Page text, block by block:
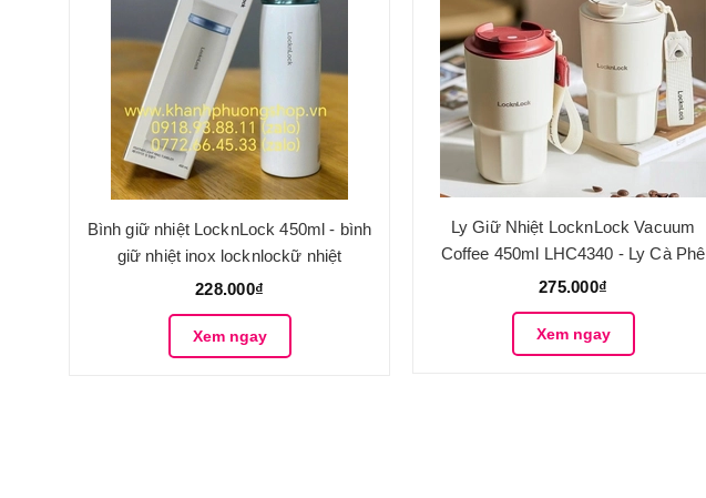
Bình giữ nhiệt LocknLock 450ml - bình
giữ nhiệt inox locknlockữ nhiệt
228.000₫
Xem ngay
Ly Giữ Nhiệt LocknLock Vacuum
Coffee 450ml LHC4340 - Ly Cà Phê
Giữ Nhiệt
275.000₫
Xem ngay